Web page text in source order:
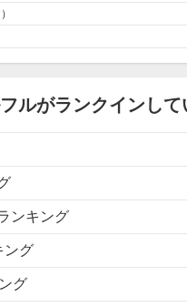
ルがランクインし
ンキング
ング
グ